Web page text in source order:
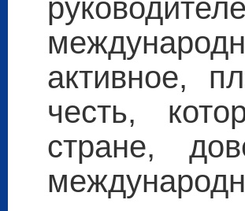
активное,
честь,
стране,